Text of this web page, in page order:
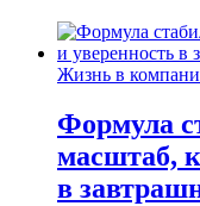
Жизнь в
Формула
масштаб,
в